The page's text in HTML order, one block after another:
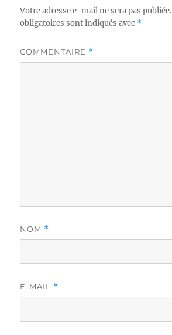
Votre adresse e-mail ne sera pas publiée.
obligatoires sont indiqués avec *
COMMENTAIRE *
NOM *
E-MAIL *